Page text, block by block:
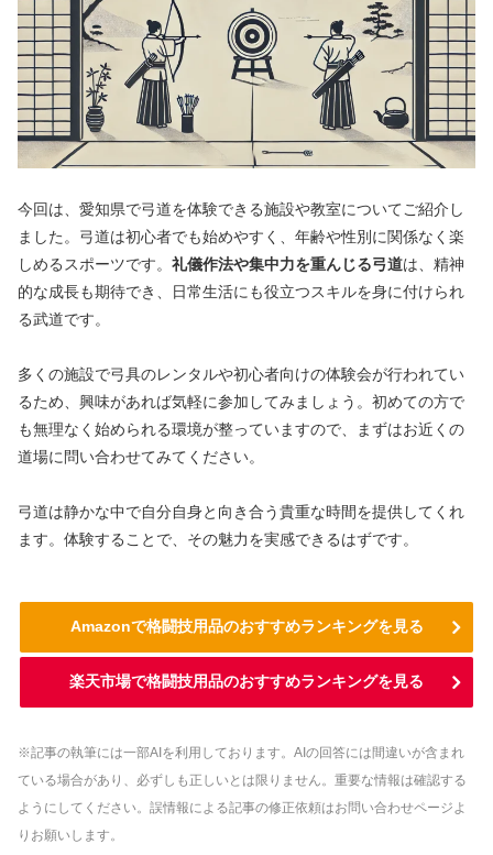
今回は、愛知県で弓道を体験できる施設や教室についてご紹介し
ました。弓道は初心者でも始めやすく、年齢や性別に関係なく楽
しめるスポーツです。 礼儀作法や集中力を重んじる弓道は、精神
的な成長も期待でき、日常生活にも役立つスキルを身に付けられ
る武道です。
多くの施設で弓具のレンタルや初心者向けの体験会が行われてい
るため、興味があれば気軽に参加してみましょう。初めての方で
も無理なく始められる環境が整っていますので、まずはお近くの
道場に問い合わせてみてください。
弓道は静かな中で自分自身と向き合う貴重な時間を提供してくれ
ます。体験することで、その魅力を実感できるはずです。
Amazonで格闘技用品のおすすめランキングを見る
楽天市場で格闘技用品のおすすめランキングを見る
※記事の執筆には一部AIを利用しております。AIの回答には間違いが含まれ
ている場合があり、必ずしも正しいとは限りません。重要な情報は確認する
ようにしてください。誤情報による記事の修正依頼はお問い合わせページよ
りお願いします。